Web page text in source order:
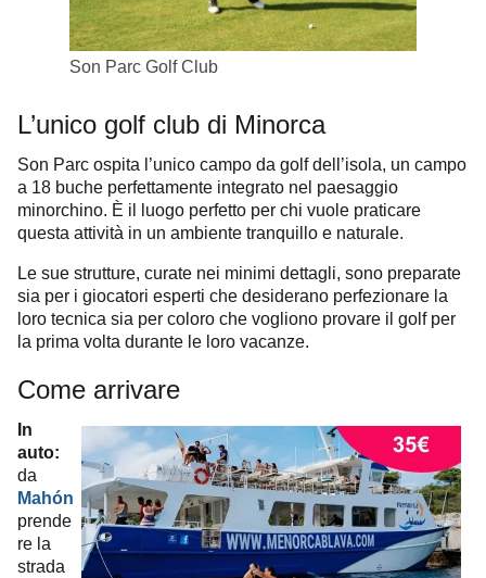
Son Parc Golf Club
L’unico golf club di Minorca
Son Parc ospita l’unico campo da golf dell’isola, un campo
a 18 buche perfettamente integrato nel paesaggio
minorchino. È il luogo perfetto per chi vuole praticare
questa attività in un ambiente tranquillo e naturale.
Le sue strutture, curate nei minimi dettagli, sono preparate
sia per i giocatori esperti che desiderano perfezionare la
loro tecnica sia per coloro che vogliono provare il golf per
la prima volta durante le loro vacanze.
Come arrivare
In
auto:
da
Mahón
prende
re la
strada